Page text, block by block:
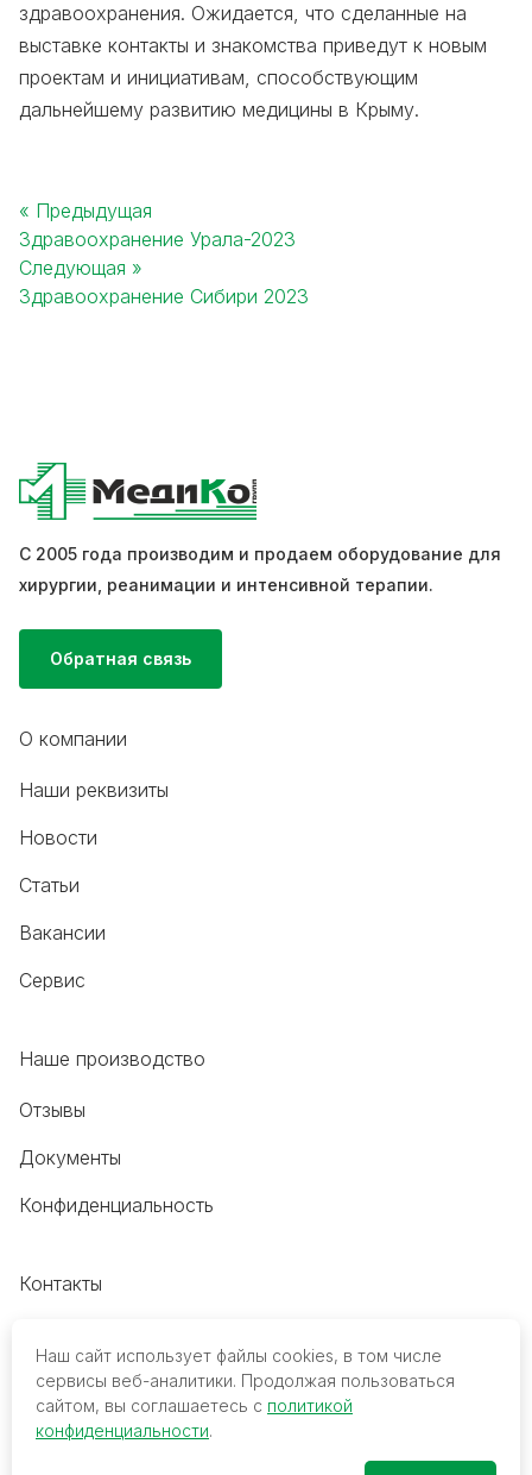
здравоохранения. Ожидается, что сделанные на
выставке контакты и знакомства приведут к новым
проектам и инициативам, способствующим
дальнейшему развитию медицины в Крыму.
Post
navigation
« Предыдущая
Здравоохранение Урала-2023
Следующая »
Здравоохранение Сибири 2023
С 2005 года производим и продаем оборудование для
хирургии, реанимации и интенсивной терапии.
Обратная связь
О компании
Наши реквизиты
Новости
Статьи
Вакансии
Сервис
Наше производство
Отзывы
Документы
Конфиденциальность
Контакты
8 (800) 700-68-45
trade@mediko.ru
Наш сайт использует файлы cookies, в том числе
сервисы веб-аналитики. Продолжая пользоваться
сайтом, вы соглашаетесь с политикой
конфиденциальности.